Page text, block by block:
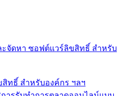
ทธิ์ สำหรับองค์กร ฯลฯ